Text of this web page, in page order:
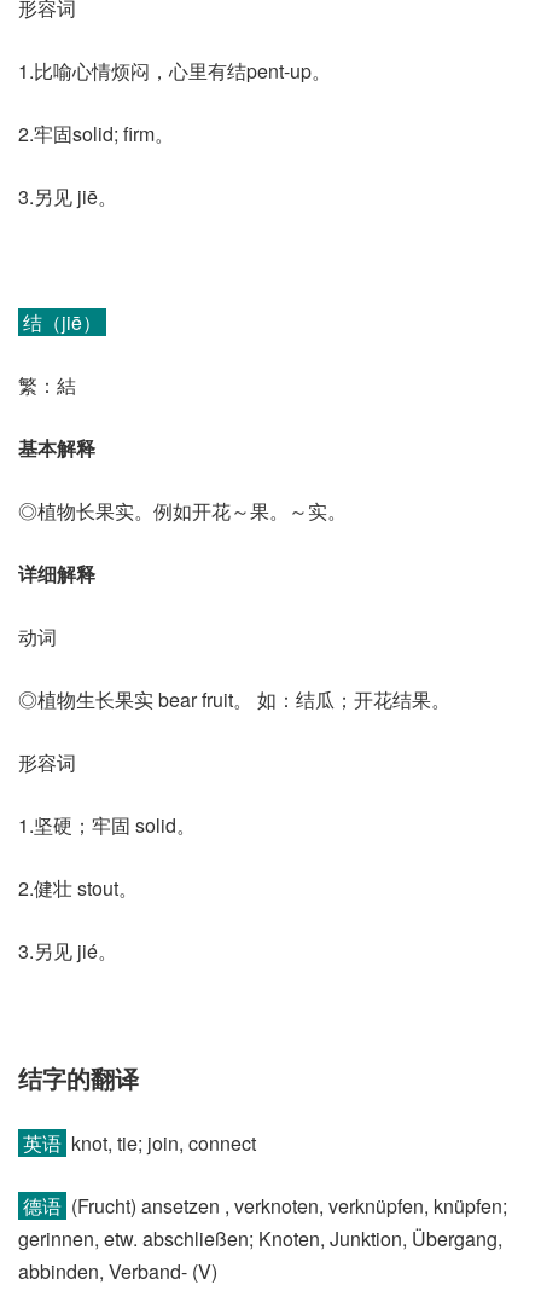
形容词
1.比喻心情烦闷，心里有结pent-up。
2.牢固solid; firm。
3.另见 jiē。
结（jiē）
繁：結
基本解释
◎植物长果实。例如开花～果。～实。
详细解释
动词
◎植物生长果实 bear fruit。 如：结瓜；开花结果。
形容词
1.坚硬；牢固 solid。
2.健壮 stout。
3.另见 jié。
结字的翻译
英语 knot, tie; join, connect
德语 (Frucht)​ ansetzen , verknoten, verknüpfen, knüpfen;
gerinnen, etw. abschließen; Knoten, Junktion, Übergang,
abbinden, Verband- (V)